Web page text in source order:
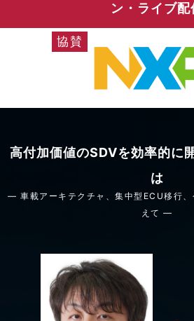
ン・ライブ配
協賛
高付加価値のSDVを効率的に
は
― 車載アーキテクチャ、集中型ECU移行、
えて ―